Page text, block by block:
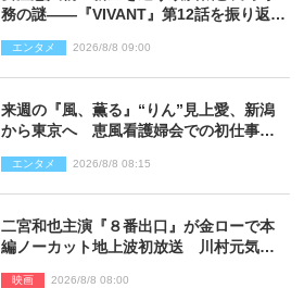
務の謎――『VIVANT』第12話を振り返
エンタメ 2026/8/8 09:00
来週の『風、薫る』“りん”見上愛、新潟
から東京へ 恵風看護婦会での初仕事に
エンタメ 2026/8/8 08:15
二宮和也主演『８番出口』が金ローで本
編ノーカット地上波初放送 川村元気監
映画 2026/8/8 08:00